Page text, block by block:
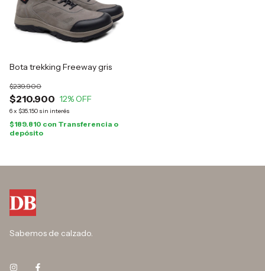
Bota trekking Freeway gris
$210.900
$239.900
12% OFF
6x $35.150 sin interés
$189.810 con Transferencia o
depósito
Sabemos de calzado.